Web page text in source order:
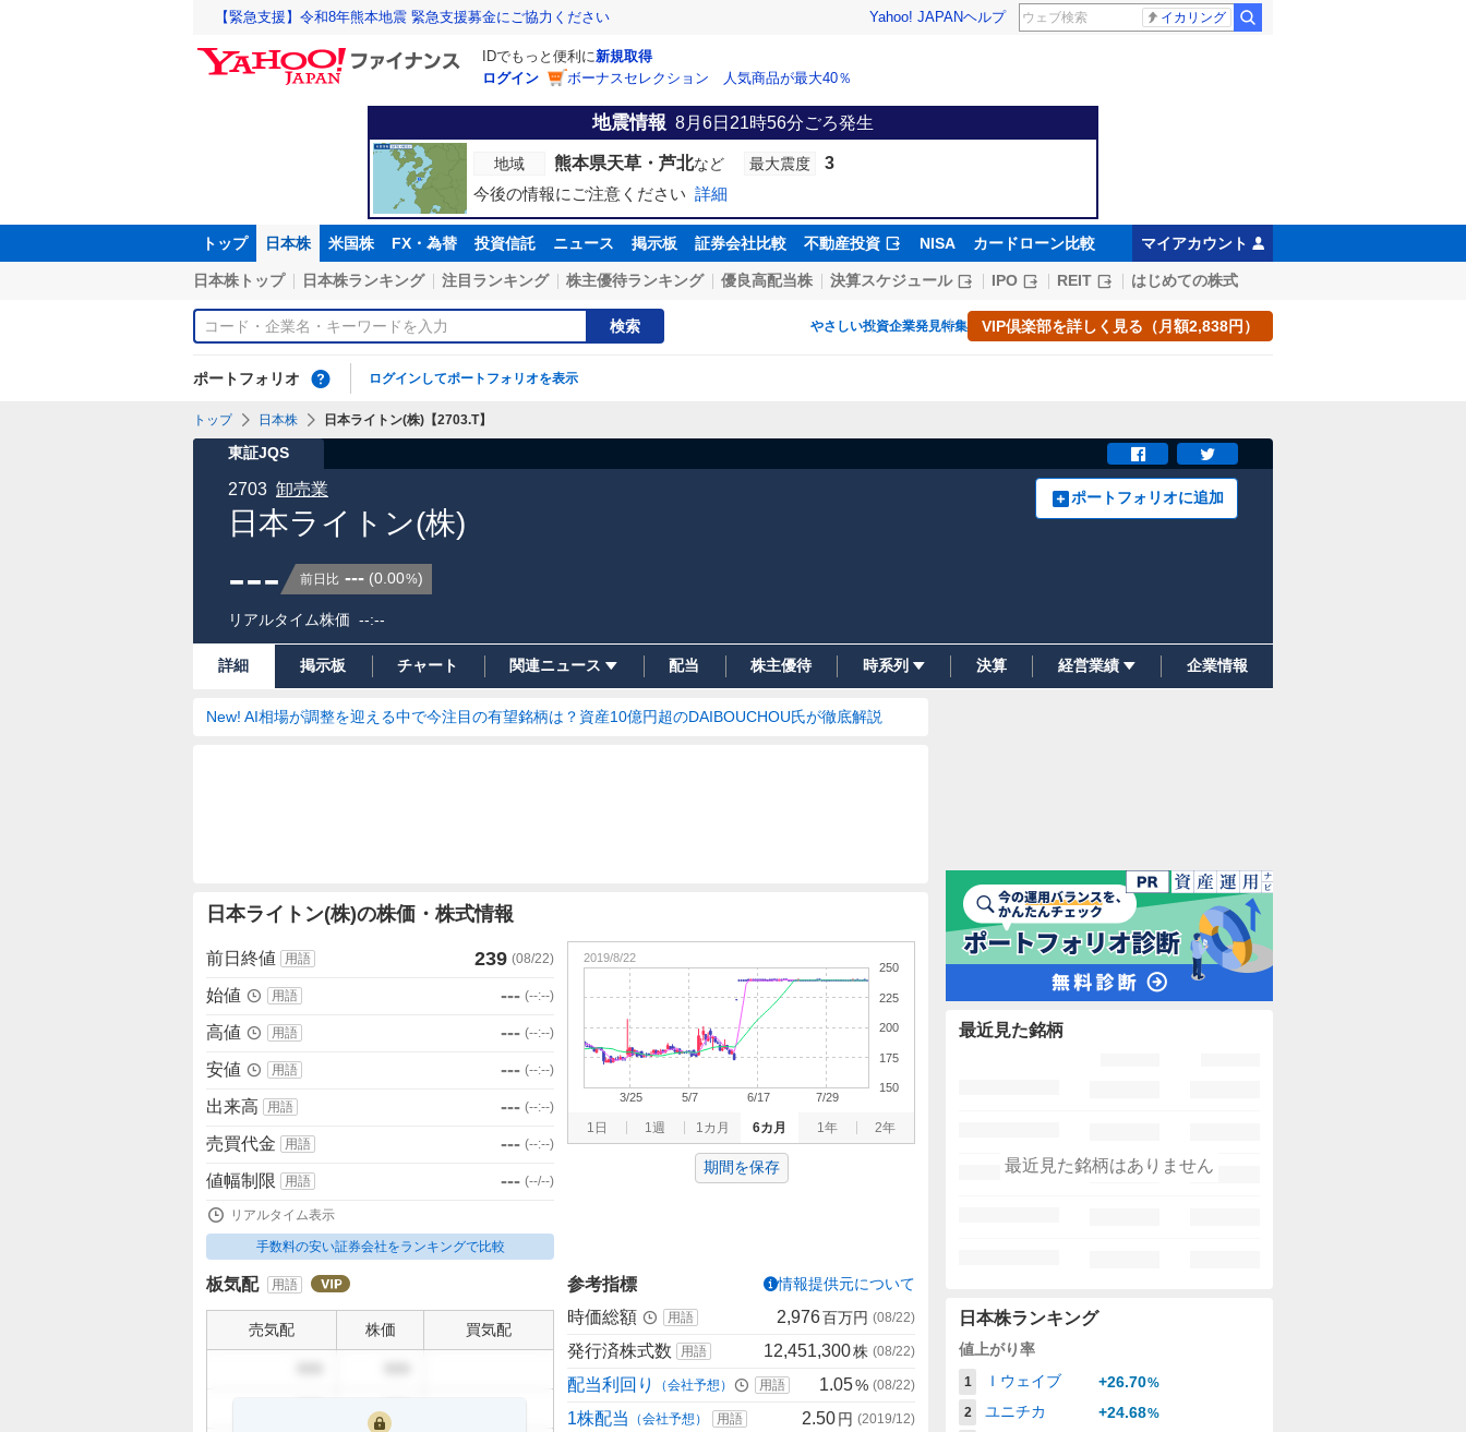
【緊急支援】令和8年熊本地震 緊急支援募金にご協力ください Yahoo! JAPANヘルプ イカリング
IDでもっと便利に新規取得
ログイン
ボーナスセレクション 人気商品が最大40％
地震情報 8月6日21時56分ごろ発生
地域 熊本県天草・芦北など 最大震度
3
今後の情報にご注意ください 詳細
トップ 日本株 米国株 FX・為替 投資信託 ニュース 掲示板 証券会社比較 不動産投資 NISA カードローン比較 マイアカウント
日本株トップ 日本株ランキング 注目ランキング 株主優待ランキング 優良高配当株 決算スケジュール IPO REIT はじめての株式
検索 やさしい投資企業発見特集 VIP倶楽部を詳しく見る（月額2,838円）
ポートフォリオ ログインしてポートフォリオを表示
トップ 日本株 日本ライトン(株)【2703.T】
東証JQS
日本ライトン(株)
2703 卸売業 ポートフォリオに追加
--- 前日比 --- (0.00%)
リアルタイム株価 --:--
詳細 掲示板 チャート 関連ニュース 配当 株主優待 時系列 決算 経営業績 企業情報
New! AI相場が調整を迎える中で今注目の有望銘柄は？資産10億円超のDAIBOUCHOU氏が徹底解説
日本ライトン(株)の株価・株式情報
価
細
値
前日終値 用語 239 (08/22)
始値 用語 --- (--:--)
高値 用語 --- (--:--)
安値 用語 --- (--:--)
出来高 用語 --- (--:--)
売買代金 用語 --- (--:--)
値幅制限 用語 --- (--/--)
リアルタイム表示
手数料の安い証券会社をランキングで比較
1日 1週 1カ月 6カ月 1年 2年
150
175
200
225
250
3/25 5/7 6/17 7/29
2019/8/22
期間を保存
板気配 用語
売気配 株価 買気配
参考指標 情報提供元について
時価総額 用語 2,976百万円 (08/22)
発行済株式数 用語 12,451,300株 (08/22)
配当利回り （会社予想） 用語 1.05% (08/22)
1株配当 （会社予想） 用語 2.50円 (2019/12)
最近見た銘柄
最近見た銘柄はありません
日本株ランキング
値上がり率
1 Ｉウェイブ +26.70%
2
ユニチカ +24.68%